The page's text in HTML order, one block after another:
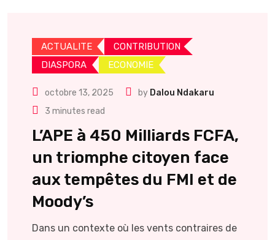
ACTUALITE
CONTRIBUTION
DIASPORA
ECONOMIE
octobre 13, 2025 by Dalou Ndakaru
3 minutes read
L’APE à 450 Milliards FCFA,
un triomphe citoyen face
aux tempêtes du FMI et de
Moody’s
Dans un contexte où les vents contraires de